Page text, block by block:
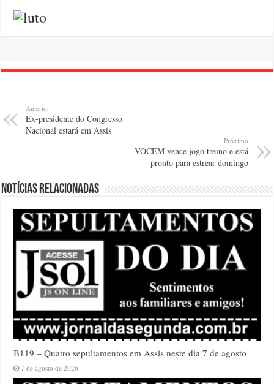
Anterior
Ex-presidente do Congresso
Nacional estará em Assis
Próximo
VOCEM vence jogo treino e está
pronto para estrear domingo
Notícias relacionadas
B119 – Quatro sepultamentos em Assis neste dia 7 de agosto
7 de agosto de 2026